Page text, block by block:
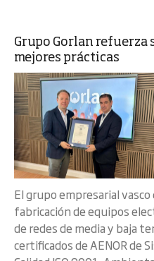
Grupo Gorlan refuerza
mejores prácticas
El grupo empresarial
fabricación de equipos
de redes de media y baja
certificados de AENOR de